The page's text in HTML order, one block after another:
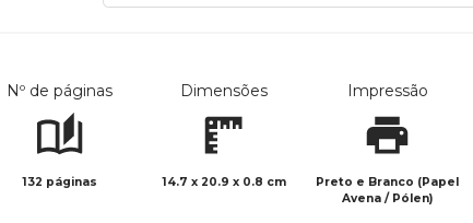
Nº de páginas
132 páginas
Dimensões
14.7 x 20.9 x 0.8 cm
Impressão
Preto e Branco (Papel
Avena / Pólen)